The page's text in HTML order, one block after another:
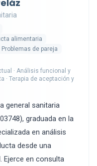
alimentaria
Problemas de pareja
· Análisis funcional y
· Terapia de aceptación y
general sanitaria
graduada en la
en análisis
desde una
Ejerce en consulta